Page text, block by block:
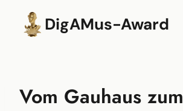
springen
DigAMus-Award
Vom Gauhaus zum